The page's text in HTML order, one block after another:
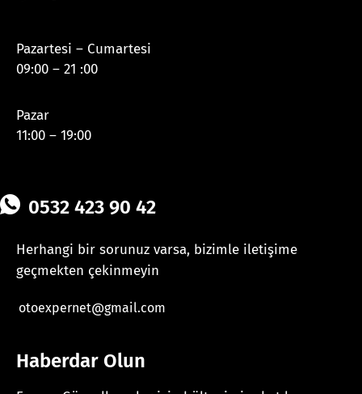
Pazartesi – Cumartesi
09:00 – 21 :00
Pazar
11:00 – 19:00
0532 423 90 42
Herhangi bir sorunuz varsa, bizimle iletişime
geçmekten çekinmeyin
otoexpernet@gmail.com
Haberdar Olun